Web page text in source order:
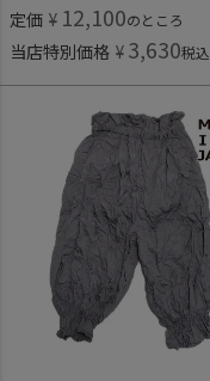
定価 ¥ 12,100のところ
当店特別価格 ¥ 3,630税込